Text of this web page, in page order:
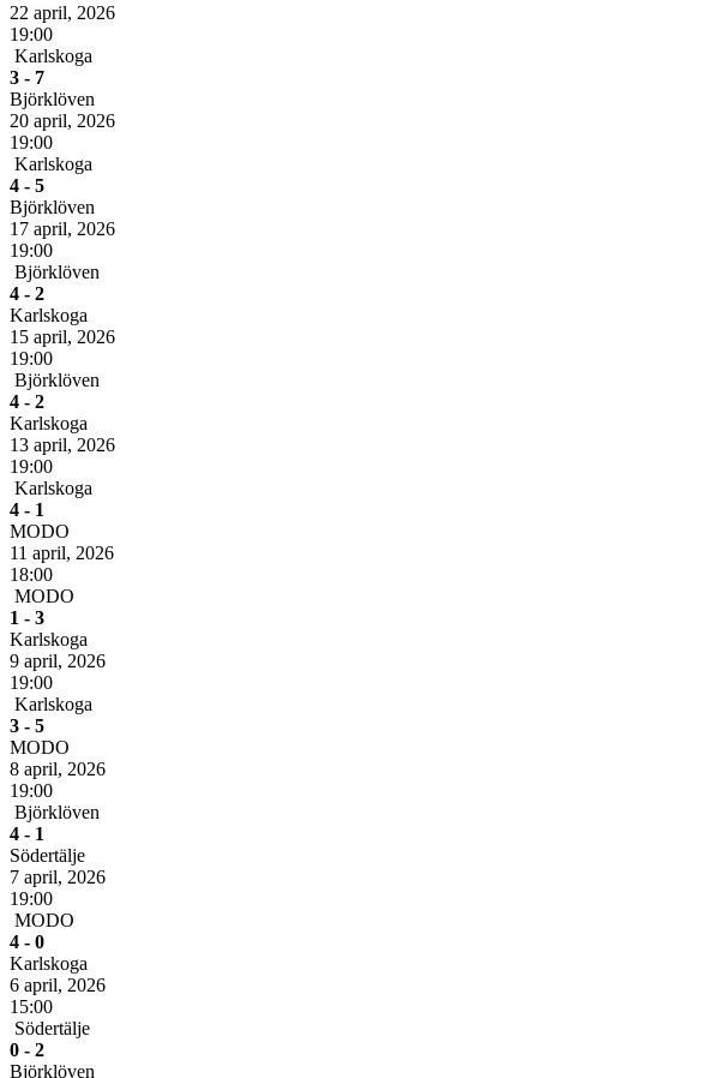
22 april, 2026
19:00
Karlskoga
3 - 7
Björklöven
20 april, 2026
19:00
Karlskoga
4 - 5
Björklöven
17 april, 2026
19:00
Björklöven
4 - 2
Karlskoga
15 april, 2026
19:00
Björklöven
4 - 2
Karlskoga
13 april, 2026
19:00
Karlskoga
4 - 1
MODO
11 april, 2026
18:00
MODO
1 - 3
Karlskoga
9 april, 2026
19:00
Karlskoga
3 - 5
MODO
8 april, 2026
19:00
Björklöven
4 - 1
Södertälje
7 april, 2026
19:00
MODO
4 - 0
Karlskoga
6 april, 2026
15:00
Södertälje
0 - 2
Björklöven